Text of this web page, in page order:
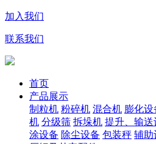
加入我们
联系我们
首页
产品展示
制粒机 粉碎机 混合机 膨化设
机 分级筛 拆垛机 提升、输送
涂设备 除尘设备 包装秤 辅助